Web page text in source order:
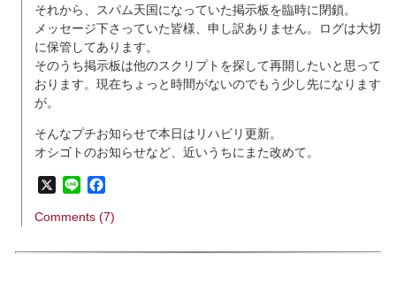
それから、スパム天国になっていた掲示板を臨時に閉鎖。
メッセージ下さっていた皆様、申し訳ありません。ログは大切
に保管してあります。
そのうち掲示板は他のスクリプトを探して再開したいと思って
おります。現在ちょっと時間がないのでもう少し先になります
が。
そんなプチお知らせで本日はリハビリ更新。
オシゴトのお知らせなど、近いうちにまた改めて。
X Line
Comments (7)